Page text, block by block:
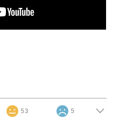
53 5